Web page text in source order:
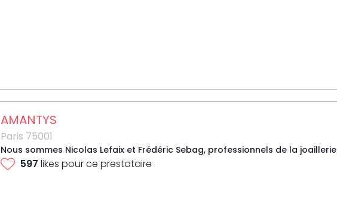
AMANTYS
Paris 75001
Nous sommes Nicolas Lefaix et Frédéric Sebag, professionnels de la
597 likes pour ce prestataire